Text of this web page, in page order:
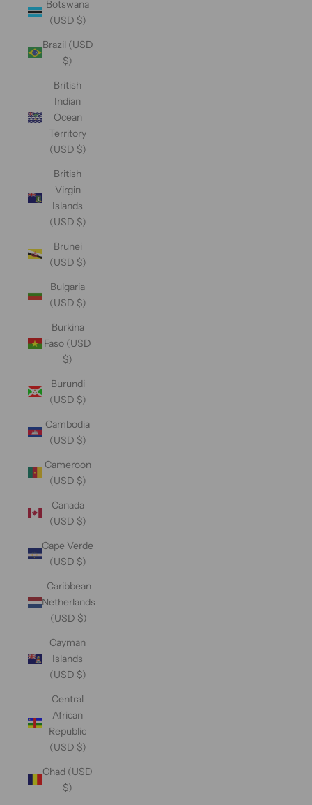
Botswana
(USD $)
Brazil (USD
$)
British
Indian
Ocean
Territory
(USD $)
British
Virgin
Islands
(USD $)
Brunei
(USD $)
Bulgaria
(USD $)
Burkina
Faso (USD
$)
Burundi
(USD $)
Cambodia
(USD $)
Cameroon
(USD $)
Canada
(USD $)
Cape Verde
(USD $)
Caribbean
Netherlands
(USD $)
Cayman
Islands
(USD $)
Central
African
Republic
(USD $)
Chad (USD
$)